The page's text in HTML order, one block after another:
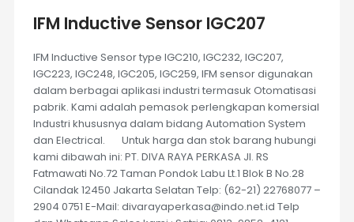
IFM Inductive Sensor IGC207
IFM Inductive Sensor type IGC210, IGC232, IGC207,
IGC223, IGC248, IGC205, IGC259, IFM sensor digunakan
dalam berbagai aplikasi industri termasuk Otomatisasi
pabrik. Kami adalah pemasok perlengkapan komersial
Industri khususnya dalam bidang Automation System
dan Electrical. Untuk harga dan stok barang hubungi
kami dibawah ini: PT. DIVA RAYA PERKASA Jl. RS
Fatmawati No.72 Taman Pondok Labu Lt.1 Blok B No.28
Cilandak 12450 Jakarta Selatan Telp: (62-21) 22768077 –
2904 0751 E-Mail: divarayaperkasa@indo.net.id Telp